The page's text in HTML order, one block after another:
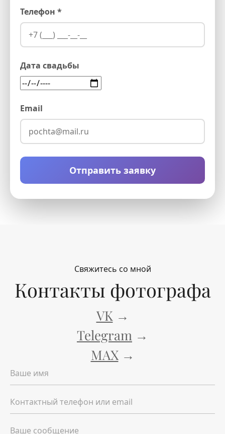
Телефон *
Дата свадьбы
Email
Отправить заявку
Свяжитесь со мной
Контакты фотографа
VK→
Telegram →
MAX→